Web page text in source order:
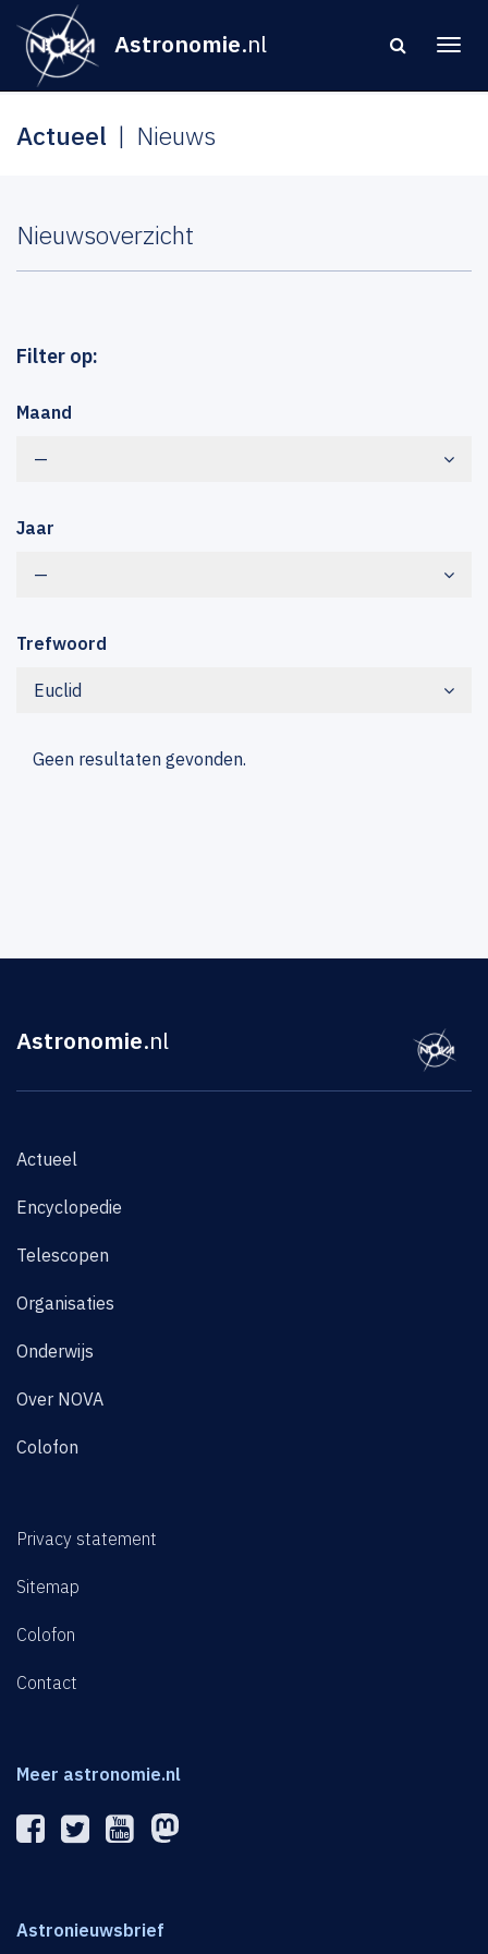
Astronomie.nl
Actueel Nieuws
Nieuwsoverzicht
Filter op:
Maand
—
Jaar
—
Trefwoord
Euclid
Geen resultaten gevonden.
Astronomie.nl
Actueel
Encyclopedie
Telescopen
Organisaties
Onderwijs
Over NOVA
Colofon
Privacy statement
Sitemap
Colofon
Contact
Meer astronomie.nl
Astronieuwsbrief